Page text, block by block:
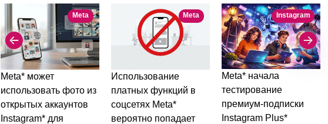
Meta
Meta* может
использовать фото из
открытых аккаунтов
Instagram* для
Meta
Использование
платных функций в
соцсетях Meta*
вероятно попадает
Instagram
Meta* начала
тестирование
премиум-подписки
Instagram Plus*